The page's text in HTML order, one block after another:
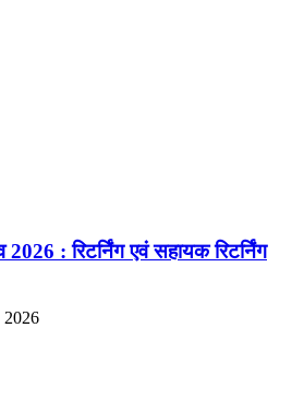
: रिटर्निंग एवं सहायक रिटर्निंग
2026